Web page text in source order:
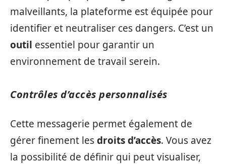
malveillants, la plateforme est équipée pour
identifier et neutraliser ces dangers. C’est un
outil essentiel pour garantir un
environnement de travail serein.
Contrôles d’accès personnalisés
Cette messagerie permet également de
gérer finement lesdroits d’accès. Vous avez
la possibilité de définir qui peut visualiser,